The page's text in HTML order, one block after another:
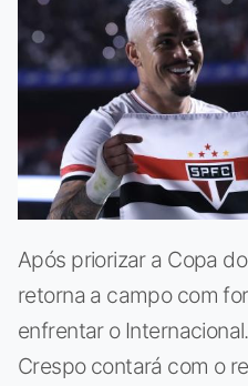
Após priorizar a Copa
retorna a campo com
enfrentar o
Crespo contará com o